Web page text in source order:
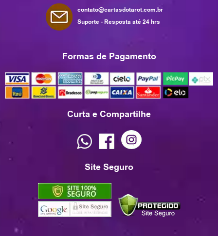
contato@cartasdotarot.com.br
Suporte - Resposta até 24 hrs
Formas de Pagamento
Curta e Compartilhe
Site Seguro